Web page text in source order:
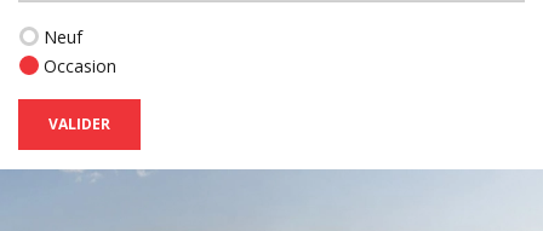
Neuf
Occasion
VALIDER